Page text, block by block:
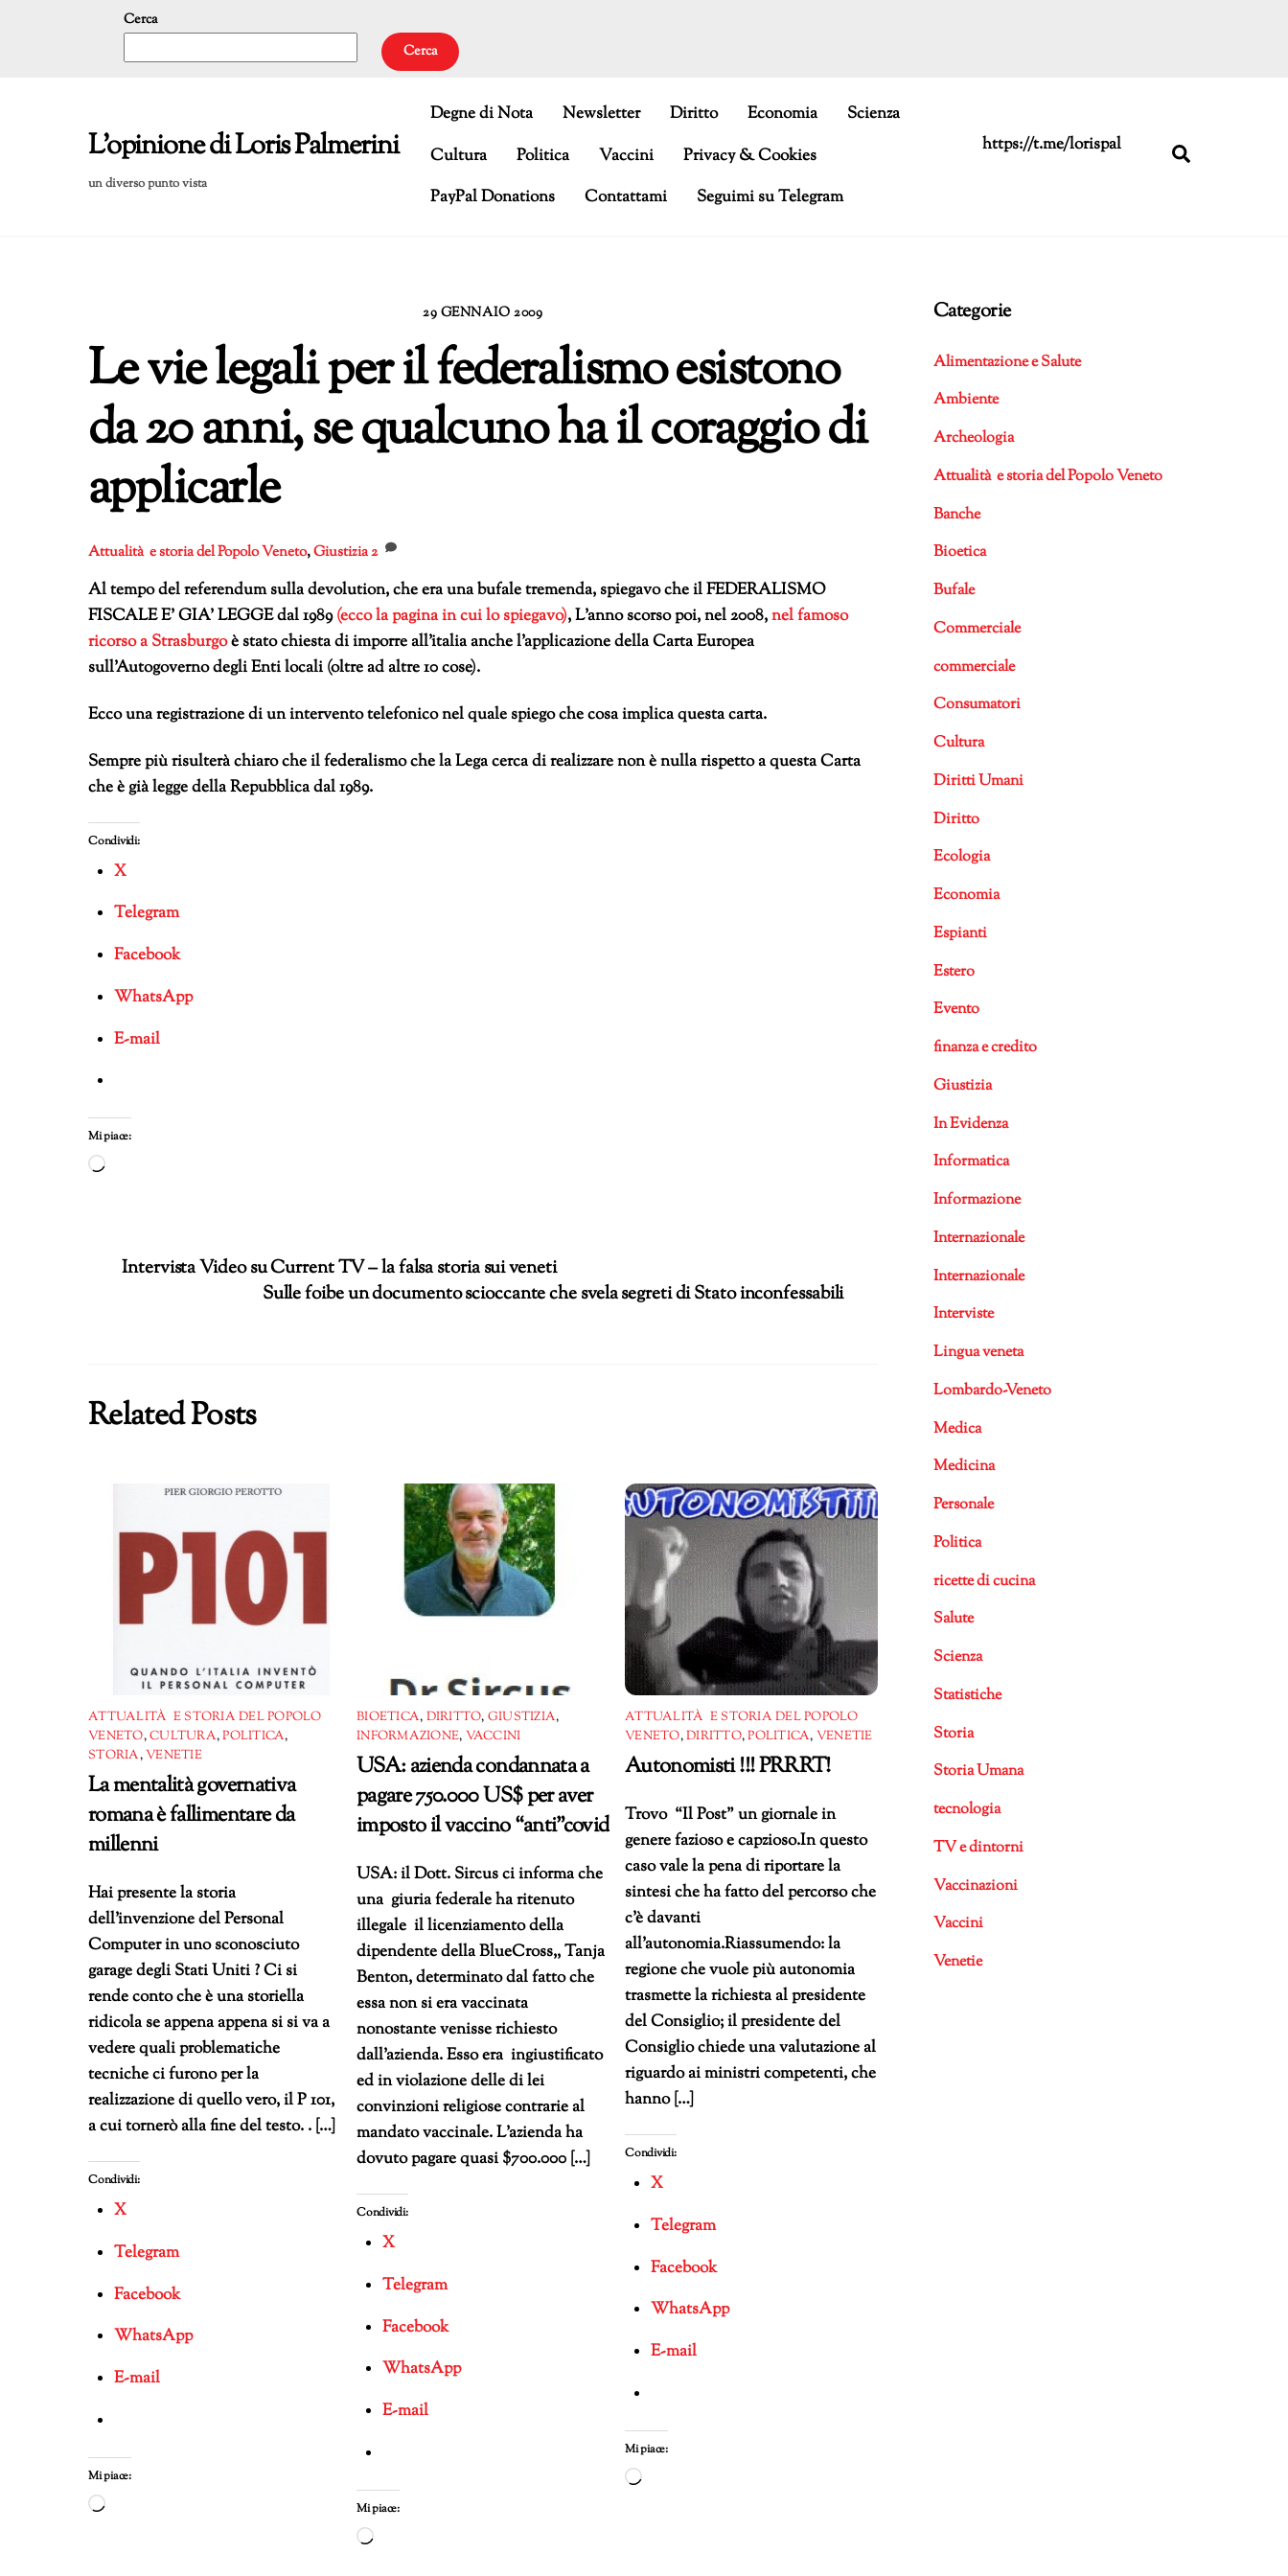
Cerca
Cerca
L'opinione di Loris Palmerini
un diverso punto vista
https://t.me/lorispal
Degne di Nota Newsletter Diritto Economia
Scienza
Cultura
Politica Vaccini
Privacy & Cookies
PayPal Donations
Contattami Seguimi su Telegram
29 GENNAIO 2009
Le vie legali per il federalismo esistono
da 20 anni, se qualcuno ha il coraggio di
applicarle
Attualità e storia del Popolo Veneto,Giustizia2
Al tempo del referendum sulla devolution, che era una bufale tremenda, spiegavo che il FEDERALISMO
FISCALE E’ GIA’ LEGGE dal 1989(ecco la pagina in cui lo spiegavo), L’anno scorso poi, nel 2008,nel famoso
ricorso a Strasburgoè stato chiesta di imporre all’italia anche l’applicazione della Carta Europea
sull’Autogoverno degli Enti locali (oltre ad altre 10 cose).
Ecco una registrazione di un intervento telefonico nel quale spiego che cosa implica questa carta.
Sempre più risulterà chiaro che il federalismo che la Lega cerca di realizzare non è nulla rispetto a questa Carta
che è già legge della Repubblica dal 1989.
Condividi:
X
Telegram
Facebook
WhatsApp
E-mail
Mi piace:
Caricamento
Intervista Video su Current TV – la falsa storia sui veneti
Sulle foibe un documento scioccante che svela segreti di Stato inconfessabili
Related Posts
ATTUALITÀ E STORIA DEL POPOLO
VENETO,CULTURA,POLITICA,
STORIA,VENETIE
La mentalità governativa
romana è fallimentare da
millenni
Hai presente la storia
dell’invenzione del Personal
Computer in uno sconosciuto
garage degli Stati Uniti ? Ci si
rende conto che è una storiella
ridicola se appena appena si si va a
vedere quali problematiche
tecniche ci furono per la
realizzazione di quello vero, il P 101,
a cui tornerò alla fine del testo. . […]
Condividi:
X
Telegram
Facebook
WhatsApp
E-mail
Mi piace:
Caricamento
BIOETICA, DIRITTO, GIUSTIZIA,
INFORMAZIONE, VACCINI
USA: azienda condannata a
pagare 750.000 US$ per aver
imposto il vaccino “anti”covid
USA: il Dott. Sircus ci informa che
una giuria federale ha ritenuto
illegale il licenziamento della
dipendente della BlueCross,, Tanja
Benton, determinato dal fatto che
essa non si era vaccinata
nonostante venisse richiesto
dall’azienda. Esso era ingiustificato
ed in violazione delle di lei
convinzioni religiose contrarie al
mandato vaccinale. L’azienda ha
dovuto pagare quasi $700.000 […]
Condividi:
X
Telegram
Facebook
WhatsApp
E-mail
Mi piace:
Caricamento
ATTUALITÀ E STORIA DEL POPOLO
VENETO,DIRITTO,POLITICA, VENETIE
Autonomisti !!! PRRRT!
Trovo “Il Post” un giornale in
genere fazioso e capzioso.In questo
caso vale la pena di riportare la
sintesi che ha fatto del percorso che
c’è davanti
all’autonomia.Riassumendo: la
regione che vuole più autonomia
trasmette la richiesta al presidente
del Consiglio; il presidente del
Consiglio chiede una valutazione al
riguardo ai ministri competenti, che
hanno […]
Condividi:
X
Telegram
Facebook
WhatsApp
E-mail
Mi piace:
Caricamento
Categorie
Alimentazione e Salute
Ambiente
Archeologia
Attualità e storia del Popolo Veneto
Banche
Bioetica
Bufale
Commerciale
commerciale
Consumatori
Cultura
Diritti Umani
Diritto
Ecologia
Economia
Espianti
Estero
Evento
finanza e credito
Giustizia
In Evidenza
Informatica
Informazione
Internazionale
Internazionale
Interviste
Lingua veneta
Lombardo-Veneto
Medica
Medicina
Personale
Politica
ricette di cucina
Salute
Scienza
Statistiche
Storia
Storia Umana
tecnologia
TV e dintorni
Vaccinazioni
Vaccini
Venetie